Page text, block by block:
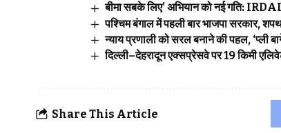
बीमा सबके लिए’ अभियान को नई गति:
पश्चिम बंगाल में पहली बार भाजपा सरकार,
न्याय प्रणाली को सरल बनाने की पहल, ‘प्ली
दिल्ली–देहरादून एक्सप्रेसवे पर 19 किमी
Share This Article